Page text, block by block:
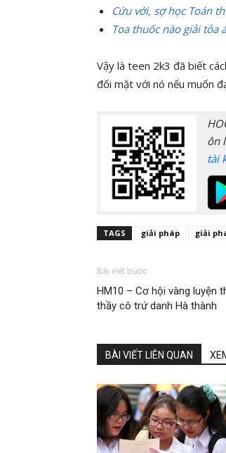
Cứu với, sợ học Toán
Toa thuốc nào giải tỏa
Vậy là teen 2k3 đã biết
đối mặt với nó nếu muốn
ôn
tài
TAGS giải pháp giải
Bài viết trước
HM10 – Cơ hội vàng luyện
thầy cô trứ danh Hà thành
BÀI VIẾT LIÊN QUAN